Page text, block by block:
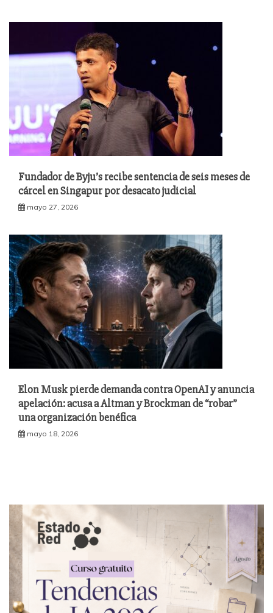
Fundador de Byju’s recibe sentencia de seis meses de
cárcel en Singapur por desacato judicial
mayo 27, 2026
Elon Musk pierde demanda contra OpenAI y anuncia
apelación: acusa a Altman y Brockman de “robar”
una organización benéfica
mayo 18, 2026